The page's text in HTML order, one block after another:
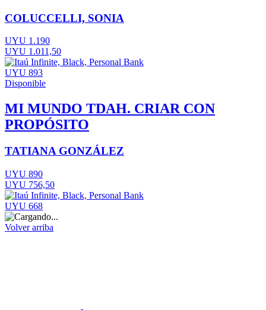
COLUCCELLI, SONIA
UYU 1.190
UYU 1.011,50
UYU 893
Disponible
MI MUNDO TDAH. CRIAR CON
PROPÓSITO
TATIANA GONZÁLEZ
UYU 890
UYU 756,50
UYU 668
Volver arriba